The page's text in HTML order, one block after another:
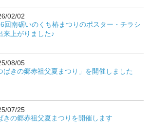
02/02
回南砺いのくち椿まつりのポスター・チラシ
来上がりました♪
08/05
ばきの郷赤祖父夏まつり」を開催しました
07/25
きの郷赤祖父夏まつりを開催します